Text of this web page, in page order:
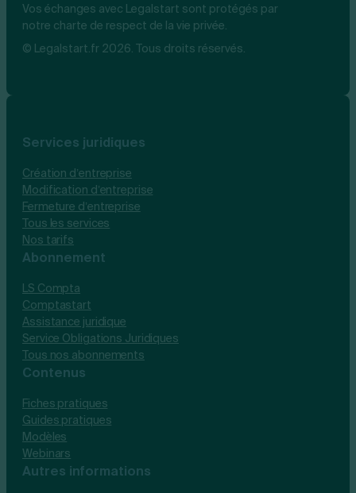
Vos échanges avec Legalstart sont protégés par
notre charte de respect de la vie privée.
© Legalstart.fr 2026. Tous droits réservés.
Services juridiques
Création d’entreprise
Modification d’entreprise
Fermeture d’entreprise
Tous les services
Nos tarifs
Abonnement
LS Compta
Comptastart
Assistance juridique
Service Obligations Juridiques
Tous nos abonnements
Contenus
Fiches pratiques
Guides pratiques
Modèles
Webinars
Autres informations